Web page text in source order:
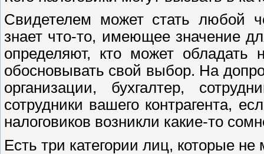
Свидетелем может стать любой
знает что-то, имеющее значение
определяют, кто может
обосновывать свой выбор. На
организации, бухгалтер,
сотрудники вашего контрагента,
налоговиков возникли какие-то
Есть три категории лиц, которые